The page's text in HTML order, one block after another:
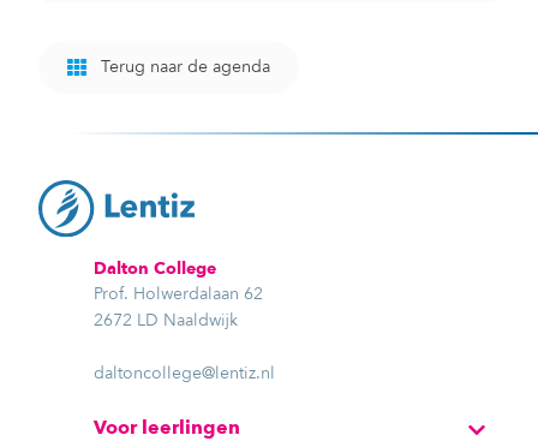
Terug naar de agenda
Dalton College
Prof. Holwerdalaan 62
2672 LD Naaldwijk
daltoncollege@lentiz.nl
Voor leerlingen